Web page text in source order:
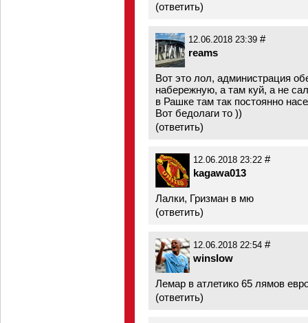
(ответить)
12.06.2018 23:39 #
reams
Вот это лол, администрация
набережную, а там куй, а не
в Рашке там так постоянно
Вот бедолаги то ))
(ответить)
12.06.2018 23:22 #
kagawa013
Лалки, Гризман в мю
(ответить)
12.06.2018 22:54 #
winslow
Лемар в атлетико 65 лямов
(ответить)